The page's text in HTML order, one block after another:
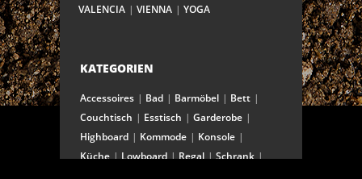
VALENCIA
VIENNA YOGA
KATEGORIEN
Accessoires Bad Barmöbel
Bett
Couchtisch
Esstisch
Garderobe
Highboard
Kommode
Konsole
Küche
Lowboard Regal
Schrank